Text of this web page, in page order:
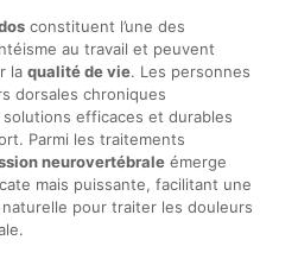
constituent l’une des
au travail et peuvent
la qualité de vie. Les personnes
dorsales chroniques
efficaces et durables
Parmi les traitements
neurovertébraleémerge
mais puissante, facilitant une
pour traiter les douleurs